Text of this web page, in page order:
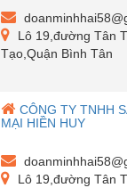
Lô 19,đường Tân
Tạo,Quận Bình Tân
CÔNG TY TNHH
MẠI HIỀN HUY
Lô 19,đường Tân